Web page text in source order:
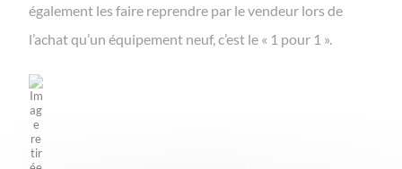
également les faire reprendre par le vendeur lors de
l’achat qu’un équipement neuf, c’est le « 1 pour 1 ».